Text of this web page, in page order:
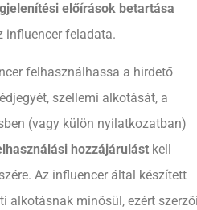
előírások betartása
influencer feladata.
felhasználhassa a hirdető
szellemi alkotását, a
(vagy külön nyilatkozatban)
hozzájárulást kell
Az influencer által készített
alkotásnak minősül, ezért